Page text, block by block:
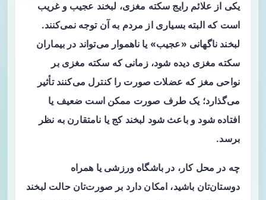
یکی از علائم رایج سکته مغزی، لبخند عجیب و غریب
است که البته بسیاری از مردم به آن توجه نمی‌کنند.
لبخند ناگهانی «عجیب» یا ناهموار می‌تواند در بیماران
سکته مغزی دیده شود، زمانی که سکته مغزی بر
نواحی مغز که عضلات صورت را کنترل می‌کنند تأثیر
می‌گذارد؛ یک طرف صورت ممکن است ضعیف یا
افتاده شود و باعث شود لبخند کج یا نامتقارن به نظر
برسد.
چه در محل کار، در باشگاه ورزشی یا همراه
دوستان‌تان باشید، امکان دارد بر صورت‌تان حالت لبخند